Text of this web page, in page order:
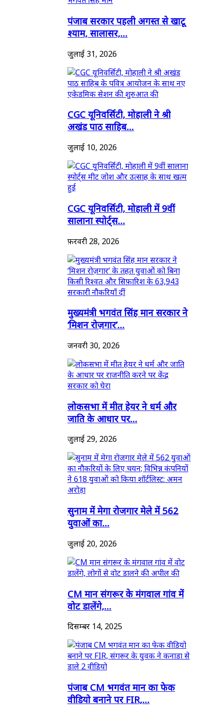
पंजाब सरकार पहली अगस्त से खाटू
श्याम, सालासर,...
जुलाई 31, 2026
CGC यूनिवर्सिटी, मोहाली ने श्री
अखंड पाठ साहिब...
जुलाई 10, 2026
CGC यूनिवर्सिटी, मोहाली में 9वीं
सालाना स्पोर्ट्स...
फ़रवरी 28, 2026
मुख्यमंत्री भगवंत सिंह मान सरकार ने
‘मिशन रोज़गार’...
जनवरी 30, 2026
लोकसभा में मीत हेयर ने धर्म और
जाति के आधार पर...
जुलाई 29, 2026
सुनाम में मेगा रोजगार मेले में 562
युवाओं का...
जुलाई 20, 2026
CM मान संगरूर के मंगवाल गांव में
वोट डालेंगे,...
दिसम्बर 14, 2025
पंजाब CM भगवंत मान का फेक
वीडियो बनाने पर FIR,...